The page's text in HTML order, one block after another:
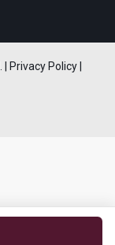
| Privacy Policy|